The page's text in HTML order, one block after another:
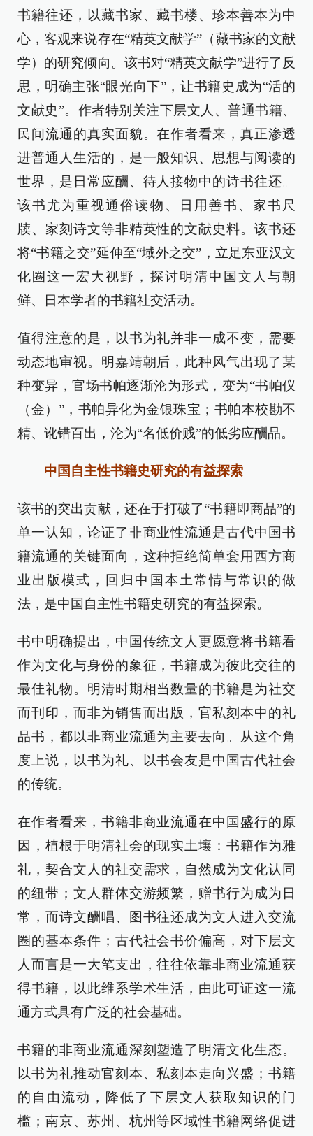
书籍往还，以藏书家、藏书楼、珍本善本为中
心，客观来说存在“精英文献学”（藏书家的文献
学）的研究倾向。该书对“精英文献学”进行了反
思，明确主张“眼光向下”，让书籍史成为“活的
文献史”。作者特别关注下层文人、普通书籍、
民间流通的真实面貌。在作者看来，真正渗透
进普通人生活的，是一般知识、思想与阅读的
世界，是日常应酬、待人接物中的诗书往还。
该书尤为重视通俗读物、日用善书、家书尺
牍、家刻诗文等非精英性的文献史料。该书还
将“书籍之交”延伸至“域外之交”，立足东亚汉文
化圈这一宏大视野，探讨明清中国文人与朝
鲜、日本学者的书籍社交活动。
值得注意的是，以书为礼并非一成不变，需要
动态地审视。明嘉靖朝后，此种风气出现了某
种变异，官场书帕逐渐沦为形式，变为“书帕仪
（金）”，书帕异化为金银珠宝；书帕本校勘不
精、讹错百出，沦为“名低价贱”的低劣应酬品。
中国自主性书籍史研究的有益探索
该书的突出贡献，还在于打破了“书籍即商品”的
单一认知，论证了非商业性流通是古代中国书
籍流通的关键面向，这种拒绝简单套用西方商
业出版模式，回归中国本土常情与常识的做
法，是中国自主性书籍史研究的有益探索。
书中明确提出，中国传统文人更愿意将书籍看
作为文化与身份的象征，书籍成为彼此交往的
最佳礼物。明清时期相当数量的书籍是为社交
而刊印，而非为销售而出版，官私刻本中的礼
品书，都以非商业流通为主要去向。从这个角
度上说，以书为礼、以书会友是中国古代社会
的传统。
在作者看来，书籍非商业流通在中国盛行的原
因，植根于明清社会的现实土壤：书籍作为雅
礼，契合文人的社交需求，自然成为文化认同
的纽带；文人群体交游频繁，赠书行为成为日
常，而诗文酬唱、图书往还成为文人进入交流
圈的基本条件；古代社会书价偏高，对下层文
人而言是一大笔支出，往往依靠非商业流通获
得书籍，以此维系学术生活，由此可证这一流
通方式具有广泛的社会基础。
书籍的非商业流通深刻塑造了明清文化生态。
以书为礼推动官刻本、私刻本走向兴盛；书籍
的自由流动，降低了下层文人获取知识的门
槛；南京、苏州、杭州等区域性书籍网络促进